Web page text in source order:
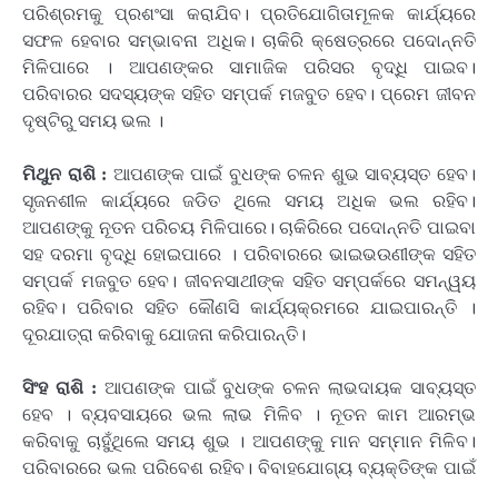
ପରିଶ୍ରମକୁ ପ୍ରଶଂସା କରାଯିବ। ପ୍ରତିଯୋଗିତାମୂଳକ କାର୍ଯ୍ୟରେ
ସଫଳ ହେବାର ସମ୍ଭାବନା ଅଧିକ। ଚାକିରି କ୍ଷେତ୍ରରେ ପଦୋନ୍ନତି
ମିଳିପାରେ । ଆପଣଙ୍କର ସାମାଜିକ ପରିସର ବୃଦ୍ଧି ପାଇବ।
ପରିବାରର ସଦସ୍ୟଙ୍କ ସହିତ ସମ୍ପର୍କ ମଜବୁତ ହେବ। ପ୍ରେମ ଜୀବନ
ଦୃଷ୍ଟିରୁ ସମୟ ଭଲ ।
ମିଥୁନ ରାଶି : ଆପଣଙ୍କ ପାଇଁ ବୁଧଙ୍କ ଚଳନ ଶୁଭ ସାବ୍ୟସ୍ତ ହେବ।
ସୃଜନଶୀଳ କାର୍ଯ୍ୟରେ ଜଡିତ ଥିଲେ ସମୟ ଅଧିକ ଭଲ ରହିବ।
ଆପଣଙ୍କୁ ନୂତନ ପରିଚୟ ମିଳିପାରେ। ଚାକିରିରେ ପଦୋନ୍ନତି ପାଇବା
ସହ ଦରମା ବୃଦ୍ଧି ହୋଇପାରେ । ପରିବାରରେ ଭାଇଭଉଣୀଙ୍କ ସହିତ
ସମ୍ପର୍କ ମଜବୁତ ହେବ। ଜୀବନସାଥୀଙ୍କ ସହିତ ସମ୍ପର୍କରେ ସମନ୍ୱୟ
ରହିବ। ପରିବାର ସହିତ କୌଣସି କାର୍ଯ୍ୟକ୍ରମରେ ଯାଇପାରନ୍ତି ।
ଦୂରଯାତ୍ରା କରିବାକୁ ଯୋଜନା କରିପାରନ୍ତି।
ସିଂହ ରାଶି : ଆପଣଙ୍କ ପାଇଁ ବୁଧଙ୍କ ଚଳନ ଲାଭଦାୟକ ସାବ୍ୟସ୍ତ
ହେବ । ବ୍ୟବସାୟରେ ଭଲ ଲାଭ ମିଳିବ । ନୂତନ କାମ ଆରମ୍ଭ
କରିବାକୁ ଚାହୁଁଥିଲେ ସମୟ ଶୁଭ । ଆପଣଙ୍କୁ ମାନ ସମ୍ମାନ ମିଳିବ।
ପରିବାରରେ ଭଲ ପରିବେଶ ରହିବ। ବିବାହଯୋଗ୍ୟ ବ୍ୟକ୍ତିଙ୍କ ପାଇଁ